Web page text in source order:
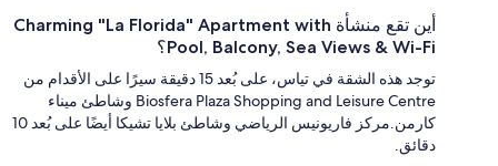
أين تقع منشأة Charming "La Florida" Apartment with
Pool, Balcony, Sea Views & Wi-Fi؟
توجد هذه الشقة في تياس، على بُعد 15 دقيقة سيرًا على الأقدام من
Biosfera Plaza Shopping and Leisure Centre وشاطئ ميناء
كارمن.مركز فاريونيس الرياضي وشاطئ بلايا تشيكا أيضًا على بُعد 10
دقائق.